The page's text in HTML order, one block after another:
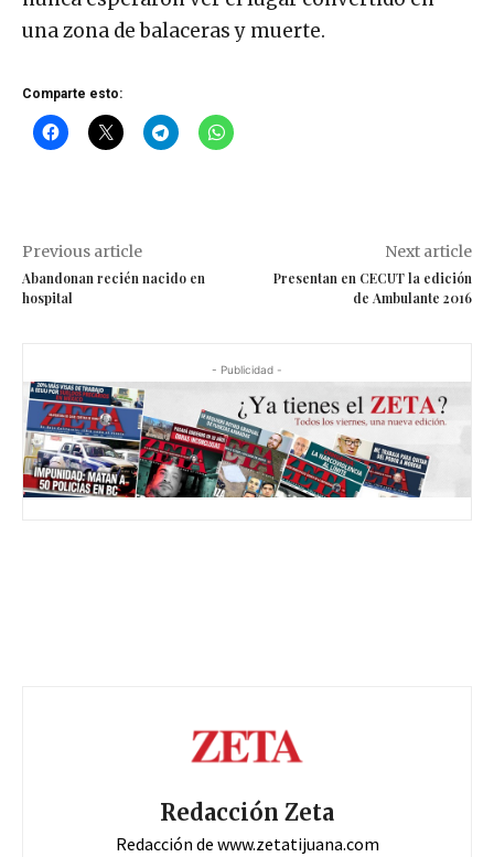
una zona de balaceras y muerte.
Comparte esto:
Previous article
Abandonan recién nacido en
hospital
Next article
Presentan en CECUT la edición
de Ambulante 2016
- Publicidad -
Redacción Zeta
Redacción de www.zetatijuana.com